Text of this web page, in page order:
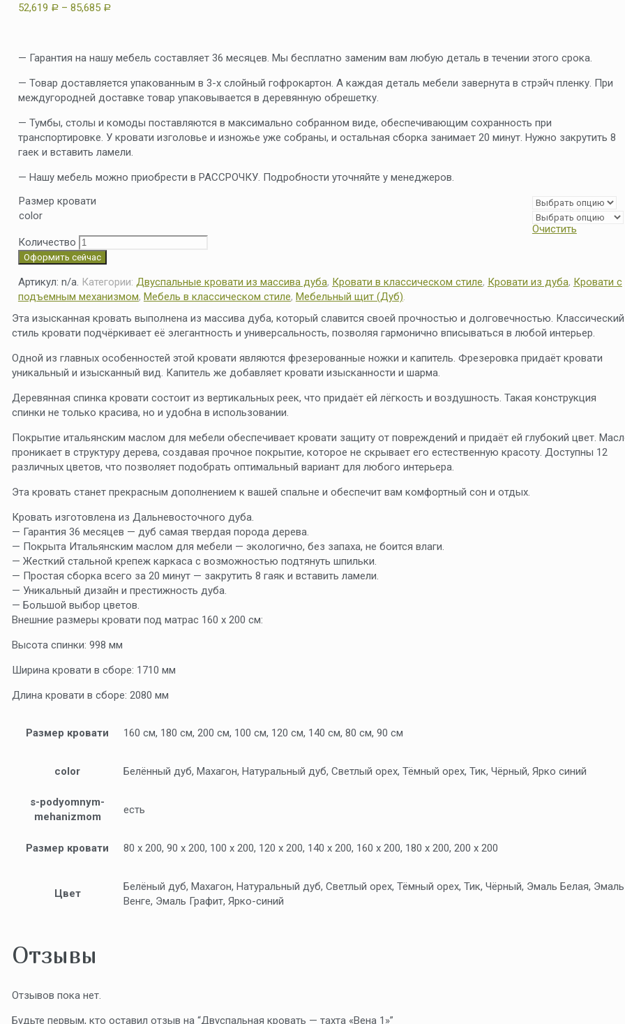
52,619 Р– 85,685 Р
— Гарантия на нашу мебель составляет 36 месяцев. Мы бесплатно заменим вам любую деталь в течении этого срока.
— Товар доставляется упакованным в 3-х слойный гофрокартон. А каждая деталь мебели завернута в стрэйч пленку. При
междугородней доставке товар упаковывается в деревянную обрешетку.
— Тумбы, столы и комоды поставляются в максимально собранном виде, обеспечивающим сохранность при
транспортировке. У кровати изголовье и изножье уже собраны, и остальная сборка занимает 20 минут. Нужно закрутить 8
гаек и вставить ламели.
— Нашу мебель можно приобрести в РАССРОЧКУ. Подробности уточняйте у менеджеров.
Размер кровати
color
Очистить
Количество
Оформить сейчас
Артикул: n/a. Категории: Двуспальные кровати из массива дуба, Кровати в классическом стиле, Кровати из дуба, Кровати с
подъемным механизмом, Мебель в классическом стиле, Мебельный щит (Дуб).
Эта изысканная кровать выполнена из массива дуба, который славится своей прочностью и долговечностью. Классический
стиль кровати подчёркивает её элегантность и универсальность, позволяя гармонично вписываться в любой интерьер.
Одной из главных особенностей этой кровати являются фрезерованные ножки и капитель. Фрезеровка придаёт кровати
уникальный и изысканный вид. Капитель же добавляет кровати изысканности и шарма.
Деревянная спинка кровати состоит из вертикальных реек, что придаёт ей лёгкость и воздушность. Такая конструкция
спинки не только красива, но и удобна в использовании.
Покрытие итальянским маслом для мебели обеспечивает кровати защиту от повреждений и придаёт ей глубокий цвет.
проникает в структуру дерева, создавая прочное покрытие, которое не скрывает его естественную красоту. Доступны 12
различных цветов, что позволяет подобрать оптимальный вариант для любого интерьера.
Эта кровать станет прекрасным дополнением к вашей спальне и обеспечит вам комфортный сон и отдых.
Кровать изготовлена из Дальневосточного дуба.
— Гарантия 36 месяцев — дуб самая твердая порода дерева.
— Покрыта Итальянским маслом для мебели — экологично, без запаха, не боится влаги.
— Жесткий стальной крепеж каркаса с возможностью подтянуть шпильки.
— Простая сборка всего за 20 минут — закрутить 8 гаяк и вставить ламели.
— Уникальный дизайн и престижность дуба.
— Большой выбор цветов.
Внешние размеры кровати под матрас 160 х 200 см:
Высота спинки: 998 мм
Ширина кровати в сборе: 1710 мм
Длина кровати в сборе: 2080 мм
Размер кровати 160 см, 180 см, 200 см, 100 см, 120 см, 140 см, 80 см, 90 см
color Белённый дуб, Махагон, Натуральный дуб, Светлый орех, Тёмный орех, Тик, Чёрный, Ярко синий
s-podyomnym-
mehanizmom
есть
Размер кровати 80 х 200, 90 х 200, 100 х 200, 120 х 200, 140 х 200, 160 х 200, 180 х 200, 200 х 200
Цвет
Белёный дуб, Махагон, Натуральный дуб, Светлый орех, Тёмный орех, Тик, Чёрный, Эмаль Белая, Эмаль
Венге, Эмаль Графит, Ярко-синий
Отзывы
Отзывов пока нет.
Будьте первым, кто оставил отзыв на “Двуспальная кровать — тахта «Вена 1»”